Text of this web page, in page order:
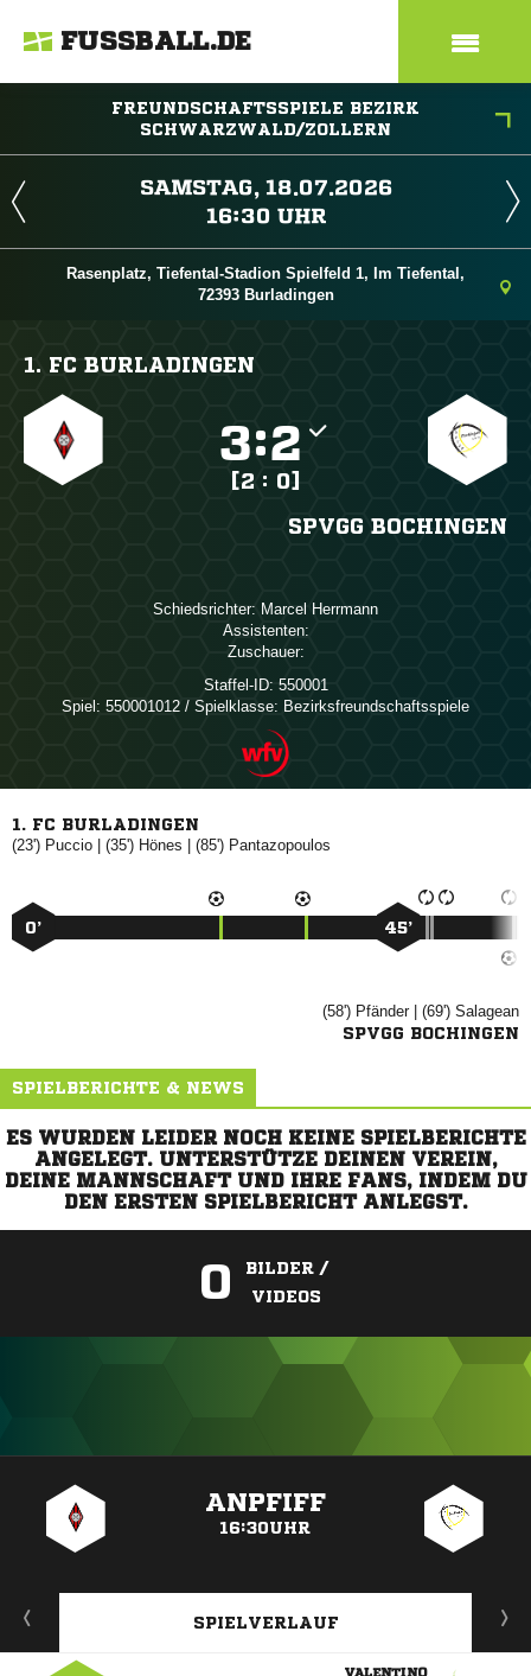
FUSSBALL.DE
FREUNDSCHAFTSSPIELE BEZIRK
SCHWARZWALD/ZOLLERN
 
 
Rasenplatz, Tiefental-Stadion Spielfeld 1, Im Tiefental,
72393 Burladingen
1. FC BURLADINGEN
:
[2 : 0]
SPVGG BOCHINGEN
Schiedsrichter:  
Assistenten:
Zuschauer:
Staffel-ID: 550001
Spiel: 550001012 / Spielklasse: Bezirksfreundschaftsspiele
1. FC BURLADINGEN
(23')  | (35')  | (85') 
0’ 45’
(58') | (69') 
SPVGG BOCHINGEN
SPIELBERICHTE & NEWS
ES WURDEN LEIDER NOCH KEINE SPIELBERICHTE
ANGELEGT. UNTERSTÜTZE DEINEN VEREIN,
DEINE MANNSCHAFT UND IHRE FANS, INDEM DU
DEN ERSTEN SPIELBERICHT ANLEGST.
0
BILDER /
VIDEOS
ANPFIFF
16:30UHR
SPIELVERLAUF
